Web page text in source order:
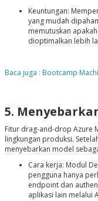
Keuntungan:
yang mudah
memutuskan
dioptimalkan lebih
Baca juga : Bootcamp
5.
Fitur drag-and-drop Azure
lingkungan produksi.
menyebarkan model
Cara kerja: Modul
pengguna hanya
endpoint dan
aplikasi lain melalui